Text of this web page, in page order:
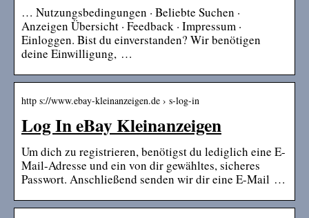
… Nutzungsbedingungen · Beliebte Suchen ·
Anzeigen Übersicht · Feedback · Impressum ·
Einloggen. Bist du einverstanden? Wir benötigen
deine Einwilligung, …
http s://www.ebay-kleinanzeigen.de › s-log-in
Log In eBay Kleinanzeigen
Um dich zu registrieren, benötigst du lediglich eine E-
Mail-Adresse und ein von dir gewähltes, sicheres
Passwort. Anschließend senden wir dir eine E-Mail …